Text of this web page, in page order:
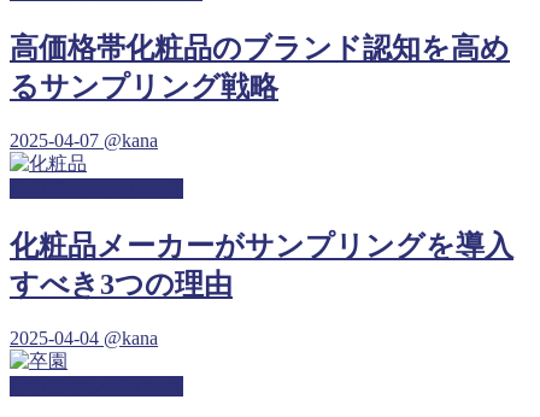
高価格帯化粧品のブランド認知を高め
るサンプリング戦略
2025-04-07 @kana
化粧品メーカーがサンプリングを導入
すべき3つの理由
2025-04-04 @kana